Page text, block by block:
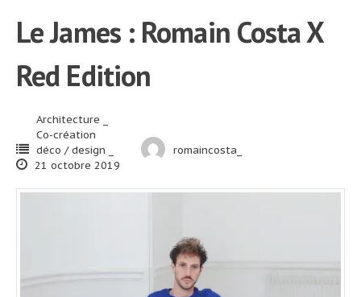
Le James : Romain Costa X
Red Edition
Architecture _
Co-création
déco / design _
romaincosta_
21 octobre 2019